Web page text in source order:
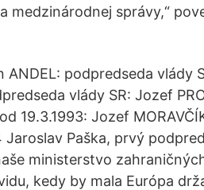
medzinárodnej správy,“
ANDEL: podpredseda vlády
vlády SR: Jozef
19.3.1993: Jozef
Paška, prvý
ministerstvo
kedy by mala Európa